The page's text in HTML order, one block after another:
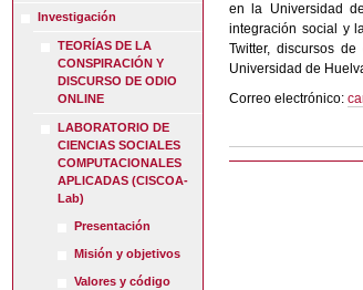
Investigación
TEORÍAS DE LA
CONSPIRACIÓN Y
DISCURSO DE ODIO
ONLINE
LABORATORIO DE
CIENCIAS SOCIALES
COMPUTACIONALES
APLICADAS (CISCOA-
Lab)
Presentación
Misión y objetivos
Valores y código
en la Universidad
integración social y
Twitter, discursos
Universidad de
Correo electrónico: